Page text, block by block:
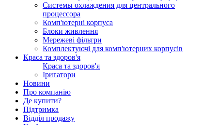
Системы охлаждения для центрального
процессора
Комп'ютерні корпуса
Блоки живлення
Мережеві фільтри
Комплектуючі для комп'ютерних корпусів
Краса та здоров'я
Краса та здоров'я
Іригатори
Новини
Про компанію
Де купити?
Підтримка
Відділ продажу